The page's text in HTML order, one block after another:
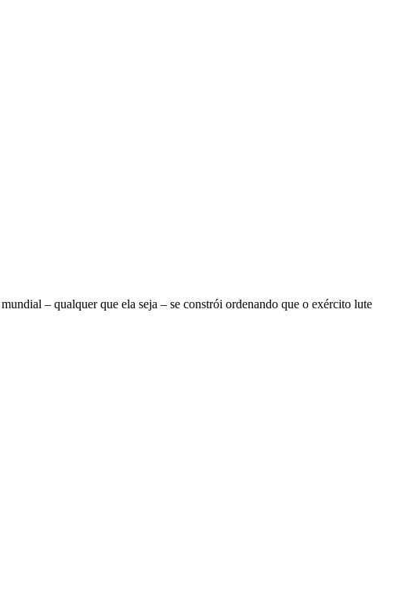
– qualquer que ela seja – se constrói ordenando que o exército lute